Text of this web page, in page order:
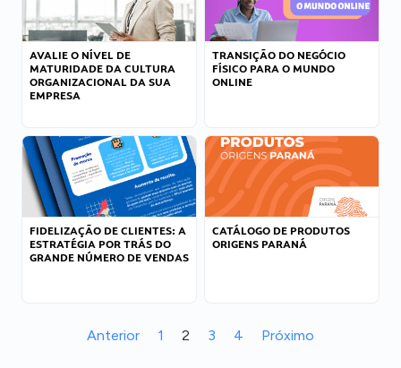
AVALIE O NÍVEL DE
MATURIDADE DA CULTURA
ORGANIZACIONAL DA SUA
EMPRESA
TRANSIÇÃO DO NEGÓCIO
FÍSICO PARA O MUNDO
ONLINE
FIDELIZAÇÃO DE CLIENTES: A
ESTRATÉGIA POR TRÁS DO
GRANDE NÚMERO DE VENDAS
CATÁLOGO DE PRODUTOS
ORIGENS PARANÁ
Anterior 1 2 3 4 Próximo